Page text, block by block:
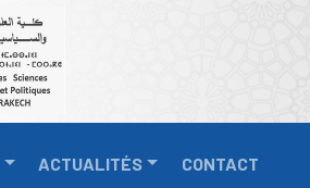
ACTUALITÉS CONTACT